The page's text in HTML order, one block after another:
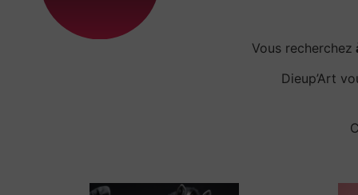
Vous recherchez
Dieup’Art